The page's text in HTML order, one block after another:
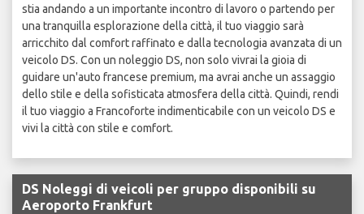
stia andando a un importante incontro di lavoro o partendo per
una tranquilla esplorazione della città, il tuo viaggio sarà
arricchito dal comfort raffinato e dalla tecnologia avanzata di un
veicolo DS. Con un noleggio DS, non solo vivrai la gioia di
guidare un'auto francese premium, ma avrai anche un assaggio
dello stile e della sofisticata atmosfera della città. Quindi, rendi
il tuo viaggio a Francoforte indimenticabile con un veicolo DS e
vivi la città con stile e comfort.
DS Noleggi di veicoli per gruppo disponibili su
Aeroporto Frankfurt